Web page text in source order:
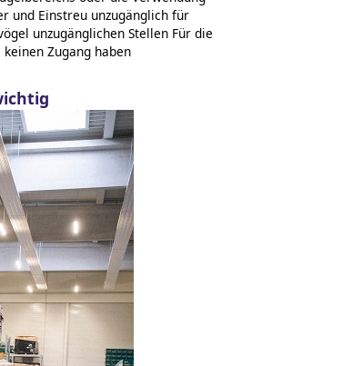
und Einstreu unzugänglich für
unzugänglichen Stellen Für die
Zugang haben